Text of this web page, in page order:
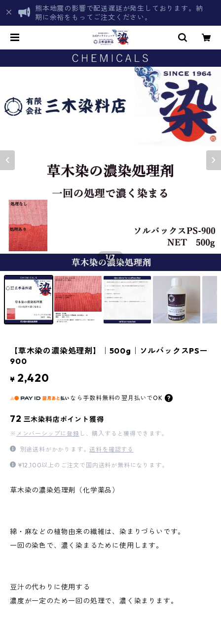
熊本地震の影響で配送遅延が発生しております。納
期に余裕をもってご注文ください。
1/7
【草木染の濃染処理剤】｜500g｜ソルバックスPSー
900
¥ 2,420
なら 手数料無料の 翌月払いでOK
72 三木染料店ポイント獲得
※ メンバーシップに登録 し、購入すると獲得できます。
別途送料がかかります。送料を確認する
¥12,100以上のご注文で国内送料が無料になります。
草木染の濃染処理剤（化学薬品）
綿・麻などの植物由来の繊維は、染まりづらいです。
一回の染色で、濃く染まるために使用します。
豆汁の代わりに使用する
濃度が一定のため一回の処理で、濃く染まります。